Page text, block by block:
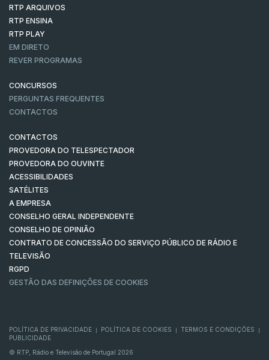
RTP ARQUIVOS
RTP ENSINA
RTP PLAY
EM DIRETO
REVER PROGRAMAS
CONCURSOS
PERGUNTAS FREQUENTES
CONTACTOS
CONTACTOS
PROVEDORA DO TELESPECTADOR
PROVEDORA DO OUVINTE
ACESSIBILIDADES
SATÉLITES
A EMPRESA
CONSELHO GERAL INDEPENDENTE
CONSELHO DE OPINIÃO
CONTRATO DE CONCESSÃO DO SERVIÇO PÚBLICO DE RÁDIO E
TELEVISÃO
RGPD
GESTÃO DAS DEFINIÇÕES DE COOKIES
POLÍTICA DE PRIVACIDADE POLÍTICA DE COOKIES TERMOS E CONDIÇÕES
PUBLICIDADE
© RTP, Rádio e Televisão de Portugal 2026